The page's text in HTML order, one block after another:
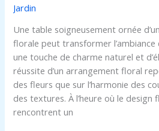
Jardin
Une table soigneusement ornée
florale peut transformer l’ambiance
une touche de charme naturel et
réussite d’un arrangement floral
des fleurs que sur l’harmonie des
des textures. À l’heure où le design
rencontrent un